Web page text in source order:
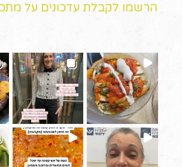
הרשמו לקבלת עדכונים על